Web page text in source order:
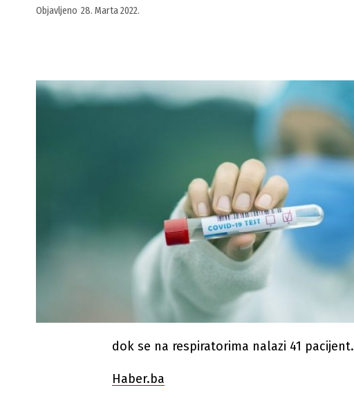
Objavljeno 28. Marta 2022.
dok se na respiratorima nalazi 41 pacijent.
Haber.ba